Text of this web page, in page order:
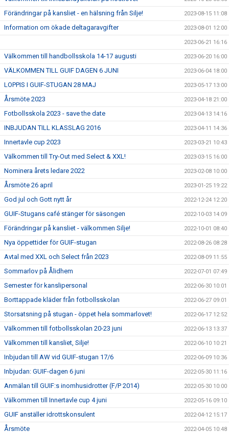
Förändringar på kansliet - en hälsning från Silje! 2023-08-15 11:08
Information om ökade deltagaravgifter 2023-08-01 12:00
2023-06-21 16:16
Välkommen till handbollsskola 14-17 augusti 2023-06-20 16:00
VÄLKOMMEN TILL GUIF DAGEN 6 JUNI 2023-06-04 18:00
LOPPIS I GUIF-STUGAN 28 MAJ 2023-05-17 13:00
Årsmöte 2023 2023-04-18 21:00
Fotbollsskola 2023 - save the date 2023-04-13 14:16
INBJUDAN TILL KLASSLAG 2016 2023-04-11 14:36
Innertavle cup 2023 2023-03-21 10:43
Välkommen till Try-Out med Select & XXL! 2023-03-15 16:00
Nominera årets ledare 2022 2023-02-08 10:00
Årsmöte 26 april 2023-01-25 19:22
God jul och Gott nytt år 2022-12-24 12:20
GUIF-Stugans café stänger för säsongen 2022-10-03 14:09
Förändringar på kansliet - välkommen Silje! 2022-10-01 08:40
Nya öppettider för GUIF-stugan 2022-08-26 08:28
Avtal med XXL och Select från 2023 2022-08-09 11:55
Sommarlov på Ålidhem 2022-07-01 07:49
Semester för kanslipersonal 2022-06-30 10:01
Borttappade kläder från fotbollsskolan 2022-06-27 09:01
Storsatsning på stugan - öppet hela sommarlovet! 2022-06-17 12:52
Välkommen till fotbollsskolan 20-23 juni 2022-06-13 13:37
Välkommen till kansliet, Silje! 2022-06-10 10:21
Inbjudan till AW vid GUIF-stugan 17/6 2022-06-09 10:36
Inbjudan: GUIF-dagen 6 juni 2022-05-30 11:16
Anmälan till GUIF:s inomhusidrotter (F/P 2014) 2022-05-30 10:00
Välkommen till Innertavle cup 4 juni 2022-05-16 09:10
GUIF anställer idrottskonsulent 2022-04-12 15:17
Årsmöte 2022-04-05 10:48